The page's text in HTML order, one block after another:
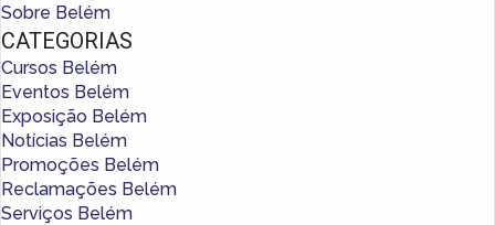
Sobre Belém
CATEGORIAS
Cursos Belém
Eventos Belém
Exposição Belém
Notícias Belém
Promoções Belém
Reclamações Belém
Serviços Belém